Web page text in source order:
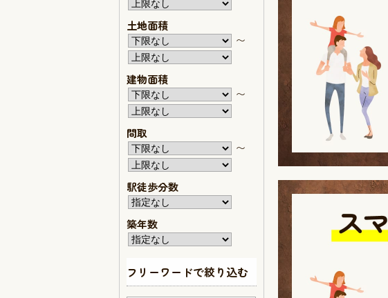
土地面積
〜
建物面積
〜
間取
〜
駅徒歩分数
築年数
フリーワードで絞り込む